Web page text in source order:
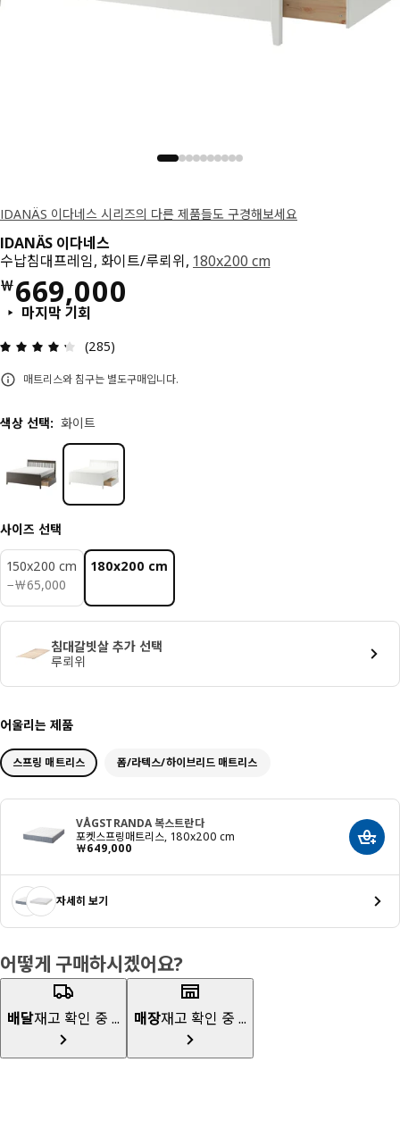
IDANÄS 이다네스 시리즈의 다른 제품들도 구경해보세요
IDANÄS 이다네스
수납침대프레임, 화이트/루뢰위, 180x200 cm
￦669,000
가격 ￦ 669000
마지막 기회
상품평: 4.3 / 5 개의 별점. 전체 리뷰: 285
(285)
매트리스와 침구는 별도구매입니다.
색상 선택: 화이트
사이즈 선택
150x200 cm
−￦65,000
￦ 65000
180x200 cm
침대갈빗살 추가 선택
루뢰위
어울리는 제품
스프링 매트리스 폼/라텍스/하이브리드 매트리스
VÅGSTRANDA 복스트란다
포켓스프링매트리스, 180x200 cm
￦649,000
가격 ￦ 649000 장바구
자세히 보기
어떻게 구매하시겠어요?
배달재고 확인 중 ... 매장재고 확인 중 ...